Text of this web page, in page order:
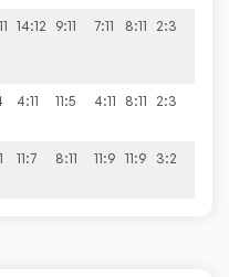
14:12 9:11 7:11 8:11 2:3
4:11 11:5 4:11 8:11 2:3
11:7 8:11 11:9 11:9 3:2